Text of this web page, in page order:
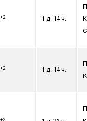
+2 1 д. 14 ч.
+2 1 д. 14 ч.
+2